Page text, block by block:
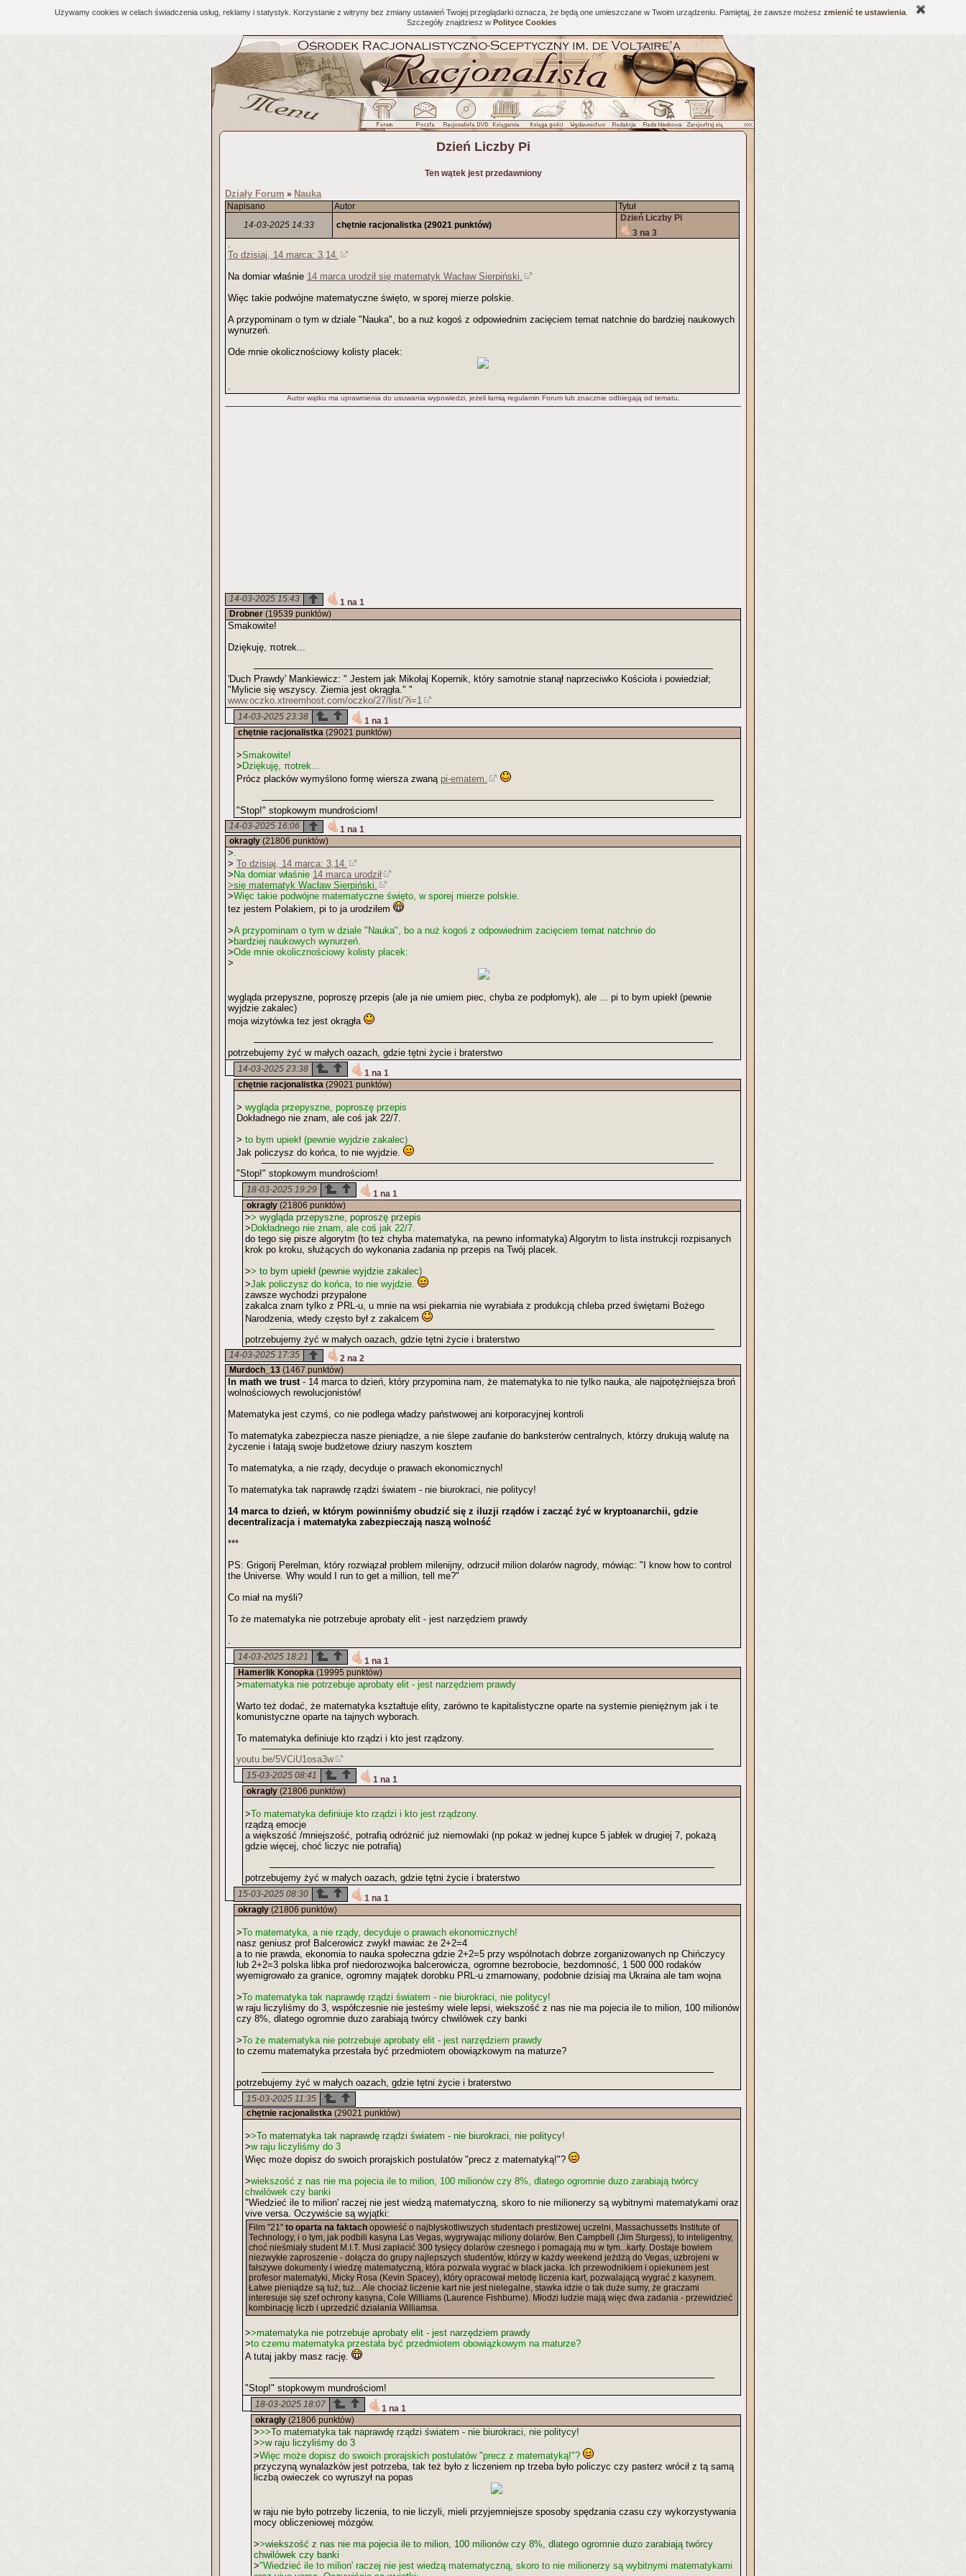
Używamy cookies w celach świadczenia usług, reklamy i statystyk. Korzystanie z witryny bez zmiany ustawień Twojej przeglądarki oznacza, że będą one umieszczane w Twoim urządzeniu. Pamiętaj, że zawsze możesz zmienić te ustawienia
Szczegóły znajdziesz w Polityce Cookies
Dzień Liczby Pi
Ten wątek jest przedawniony
Działy Forum » Nauka
Napisano Autor
Tytuł
14-03-2025 14:33
chętnie racjonalistka (29021 punktów)
Dzień Liczby Pi
3 na 3
.
To dzisiaj, 14 marca: 3,14.
Na domiar właśnie 14 marca urodził się matematyk Wacław Sierpiński.
Więc takie podwójne matematyczne święto, w sporej mierze polskie.
A przypominam o tym w dziale "Nauka", bo a nuż kogoś z odpowiednim zacięciem temat natchnie do bardziej naukowych
wynurzeń.
Ode mnie okolicznościowy kolisty placek:
.
Autor wątku ma uprawnienia do usuwania wypowiedzi, jeżeli łamią regulamin Forum lub znacznie odbiegają od tematu.
14-03-2025 15:43
1 na 1
Drobner (19539 punktów)
Smakowite!
Dziękuję, πotrek...
'Duch Prawdy' Mankiewicz: " Jestem jak Mikołaj Kopernik, który samotnie stanął naprzeciwko Kościoła i powiedział;
"Mylicie się wszyscy. Ziemia jest okrągła." "
www.oczko.xtreemhost.com/oczko/27/list/?i=1
14-03-2025 23:38
1 na 1
chętnie racjonalistka (29021 punktów)
>Smakowite!
> Dziękuję, πotrek...
Prócz placków wymyślono formę wiersza zwaną pi-ematem.
"Stop!" stopkowym mundrościom!
14-03-2025 16:06
1 na 1
okragly (21806 punktów)
>.
> To dzisiaj, 14 marca: 3,14.
> Na domiar właśnie 14 marca urodził
>się matematyk Wacław Sierpiński.
>Więc takie podwójne matematyczne święto, w sporej mierze polskie.
tez jestem Polakiem, pi to ja urodziłem
>A przypominam o tym w dziale "Nauka", bo a nuż kogoś z odpowiednim zacięciem temat natchnie do
> bardziej naukowych wynurzeń.
>Ode mnie okolicznościowy kolisty placek:
>
wygląda przepyszne, poproszę przepis (ale ja nie umiem piec, chyba ze podpłomyk), ale ... pi to bym upiekł (pewnie
wyjdzie zakalec)
moja wizytówka tez jest okrągła
potrzebujemy żyć w małych oazach, gdzie tętni życie i braterstwo
14-03-2025 23:38
1 na 1
chętnie racjonalistka (29021 punktów)
> wygląda przepyszne, poproszę przepis
Dokładnego nie znam, ale coś jak 22/7.
> to bym upiekł (pewnie wyjdzie zakalec)
Jak policzysz do końca, to nie wyjdzie.
"Stop!" stopkowym mundrościom!
18-03-2025 19:29
1 na 1
okragly (21806 punktów)
>> wygląda przepyszne, poproszę przepis
> Dokładnego nie znam, ale coś jak 22/7.
do tego się pisze algorytm (to też chyba matematyka, na pewno informatyka) Algorytm to lista instrukcji rozpisanych
krok po kroku, służących do wykonania zadania np przepis na Twój placek.
>> to bym upiekł (pewnie wyjdzie zakalec)
>Jak policzysz do końca, to nie wyjdzie.
zawsze wychodzi przypalone
zakalca znam tylko z PRL-u, u mnie na wsi piekarnia nie wyrabiała z produkcją chleba przed świętami Bożego
Narodzenia, wtedy często był z zakalcem
potrzebujemy żyć w małych oazach, gdzie tętni życie i braterstwo
14-03-2025 17:35
2 na 2
Murdoch_13 (1467 punktów)
In math we trust- 14 marca to dzień, który przypomina nam, że matematyka to nie tylko nauka, ale najpotężniejsza broń
wolnościowych rewolucjonistów!
Matematyka jest czymś, co nie podlega władzy państwowej ani korporacyjnej kontroli
To matematyka zabezpiecza nasze pieniądze, a nie ślepe zaufanie do banksterów centralnych, którzy drukują walutę na
życzenie i łatają swoje budżetowe dziury naszym kosztem
To matematyka, a nie rządy, decyduje o prawach ekonomicznych!
To matematyka tak naprawdę rządzi światem - nie biurokraci, nie politycy!
14 marca to dzień, w którym powinniśmy obudzić się z iluzji rządów i zacząć żyć w kryptoanarchii, gdzie
decentralizacja i matematyka zabezpieczają naszą wolność
***
PS: Grigorij Perelman, który rozwiązał problem milenijny, odrzucił milion dolarów nagrody, mówiąc: "I know how to control
the Universe. Why would I run to get a million, tell me?"
Co miał na myśli?
To że matematyka nie potrzebuje aprobaty elit - jest narzędziem prawdy
.
14-03-2025 18:21
1 na 1
Hamerlik Konopka (19995 punktów)
>matematyka nie potrzebuje aprobaty elit - jest narzędziem prawdy
Warto też dodać, że matematyka kształtuje elity, zarówno te kapitalistyczne oparte na systemie pieniężnym jak i te
komunistyczne oparte na tajnych wyborach.
To matematyka definiuje kto rządzi i kto jest rządzony.
youtu.be/5VCiU1osa3w
15-03-2025 08:41
1 na 1
okragly (21806 punktów)
>To matematyka definiuje kto rządzi i kto jest rządzony.
rządzą emocje
a większość /mniejszość, potrafią odróżnić już niemowlaki (np pokaż w jednej kupce 5 jabłek w drugiej 7, pokażą
gdzie więcej, choć liczyc nie potrafią)
potrzebujemy żyć w małych oazach, gdzie tętni życie i braterstwo
15-03-2025 08:30
1 na 1
okragly (21806 punktów)
>To matematyka, a nie rządy, decyduje o prawach ekonomicznych!
nasz geniusz prof Balcerowicz zwykł mawiac że 2+2=4
a to nie prawda, ekonomia to nauka społeczna gdzie 2+2=5 przy wspólnotach dobrze zorganizowanych np Chińczycy
lub 2+2=3 polska libka prof niedorozwojka balcerowicza, ogromne bezrobocie, bezdomność, 1 500 000 rodaków
wyemigrowało za granice, ogromny majątek dorobku PRL-u zmarnowany, podobnie dzisiaj ma Ukraina ale tam wojna
>To matematyka tak naprawdę rządzi światem - nie biurokraci, nie politycy!
w raju liczyliśmy do 3, współczesnie nie jesteśmy wiele lepsi, wiekszość z nas nie ma pojecia ile to milion, 100 milionów
czy 8%, dlatego ogromnie duzo zarabiają twórcy chwilówek czy banki
>To że matematyka nie potrzebuje aprobaty elit - jest narzędziem prawdy
to czemu matematyka przestała być przedmiotem obowiązkowym na maturze?
potrzebujemy żyć w małych oazach, gdzie tętni życie i braterstwo
15-03-2025 11:35
chętnie racjonalistka (29021 punktów)
>>To matematyka tak naprawdę rządzi światem - nie biurokraci, nie politycy!
>w raju liczyliśmy do 3
Więc może dopisz do swoich prorajskich postulatów "precz z matematyką!"?
>wiekszość z nas nie ma pojecia ile to milion, 100 milionów czy 8%, dlatego ogromnie duzo zarabiają twórcy
chwilówek czy banki
"Wiedzieć ile to milion' raczej nie jest wiedzą matematyczną, skoro to nie milionerzy są wybitnymi matematykami oraz
vive versa. Oczywiście są wyjątki:
Film "21" to oparta na faktach opowieść o najbłyskotliwszych studentach prestiżowej uczelni, Massachussetts Institute of
Technology, i o tym, jak podbili kasyna Las Vegas, wygrywając miliony dolarów. Ben Campbell (Jim Sturgess), to inteligentny,
choć nieśmiały student M.I.T. Musi zapłacić 300 tysięcy dolarów czesnego i pomagają mu w tym...karty. Dostaje bowiem
niezwykłe zaproszenie - dołącza do grupy najlepszych studentów, którzy w każdy weekend jeżdżą do Vegas, uzbrojeni w
fałszywe dokumenty i wiedzę matematyczną, która pozwala wygrać w black jacka. Ich przewodnikiem i opiekunem jest
profesor matematyki, Micky Rosa (Kevin Spacey), który opracował metodę liczenia kart, pozwalającą wygrać z kasynem.
Łatwe pieniądze są tuż, tuż... Ale chociaż liczenie kart nie jest nielegalne, stawka idzie o tak duże sumy, że graczami
interesuje się szef ochrony kasyna, Cole Williams (Laurence Fishburne). Młodzi ludzie mają więc dwa zadania - przewidzieć
kombinację liczb i uprzedzić działania Williamsa.
>>matematyka nie potrzebuje aprobaty elit - jest narzędziem prawdy
>to czemu matematyka przestała być przedmiotem obowiązkowym na maturze?
A tutaj jakby masz rację.
"Stop!" stopkowym mundrościom!
18-03-2025 18:07
1 na 1
okragly (21806 punktów)
>>>To matematyka tak naprawdę rządzi światem - nie biurokraci, nie politycy!
>>w raju liczyliśmy do 3
>Więc może dopisz do swoich prorajskich postulatów "precz z matematyką!"?
przyczyną wynalazków jest potrzeba, tak też było z liczeniem np trzeba było policzyc czy pasterz wrócił z tą samą
liczbą owieczek co wyruszył na popas
w raju nie było potrzeby liczenia, to nie liczyli, mieli przyjemniejsze sposoby spędzania czasu czy wykorzystywania
mocy obliczeniowej mózgów.
>>wiekszość z nas nie ma pojecia ile to milion, 100 milionów czy 8%, dlatego ogromnie duzo zarabiają twórcy
chwilówek czy banki
>"Wiedzieć ile to milion' raczej nie jest wiedzą matematyczną, skoro to nie milionerzy są wybitnymi matematykami